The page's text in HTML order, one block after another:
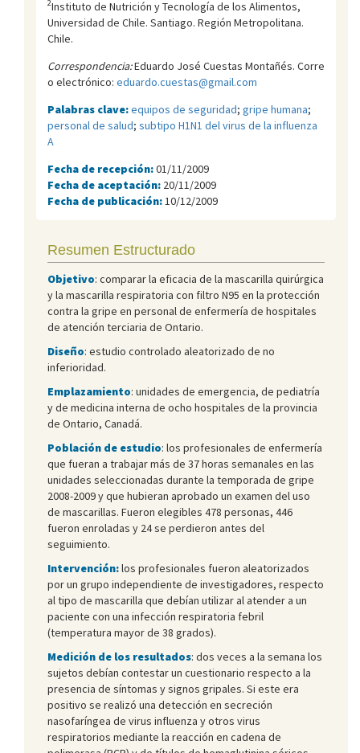
2Instituto de Nutrición y Tecnología de los Alimentos,
Universidad de Chile. Santiago. Región Metropolitana.
Chile.
Correspondencia:Eduardo José Cuestas Montañés. Corre
o electrónico: eduardo.cuestas@gmail.com
Palabras clave:equipos de seguridad; gripe humana;
personal de salud; subtipo H1N1 del virus de la influenza
A
Fecha de recepción:01/11/2009
Fecha de aceptación: 20/11/2009
Fecha de publicación: 10/12/2009
Resumen Estructurado
Objetivo: comparar la eficacia de la mascarilla quirúrgica
y la mascarilla respiratoria con filtro N95 en la protección
contra la gripe en personal de enfermería de hospitales
de atención terciaria de Ontario.
Diseño: estudio controlado aleatorizado de no
inferioridad.
Emplazamiento: unidades de emergencia, de pediatría
y de medicina interna de ocho hospitales de la provincia
de Ontario, Canadá.
Población de estudio: los profesionales de enfermería
que fueran a trabajar más de 37 horas semanales en las
unidades seleccionadas durante la temporada de gripe
2008-2009 y que hubieran aprobado un examen del uso
de mascarillas. Fueron elegibles 478 personas, 446
fueron enroladas y 24 se perdieron antes del
seguimiento.
Intervención:los profesionales fueron aleatorizados
por un grupo independiente de investigadores, respecto
al tipo de mascarilla que debían utilizar al atender a un
paciente con una infección respiratoria febril
(temperatura mayor de 38 grados).
Medición de los resultados: dos veces a la semana los
sujetos debían contestar un cuestionario respecto a la
presencia de síntomas y signos gripales. Si este era
positivo se realizó una detección en secreción
nasofaríngea de virus influenza y otros virus
respiratorios mediante la reacción en cadena de